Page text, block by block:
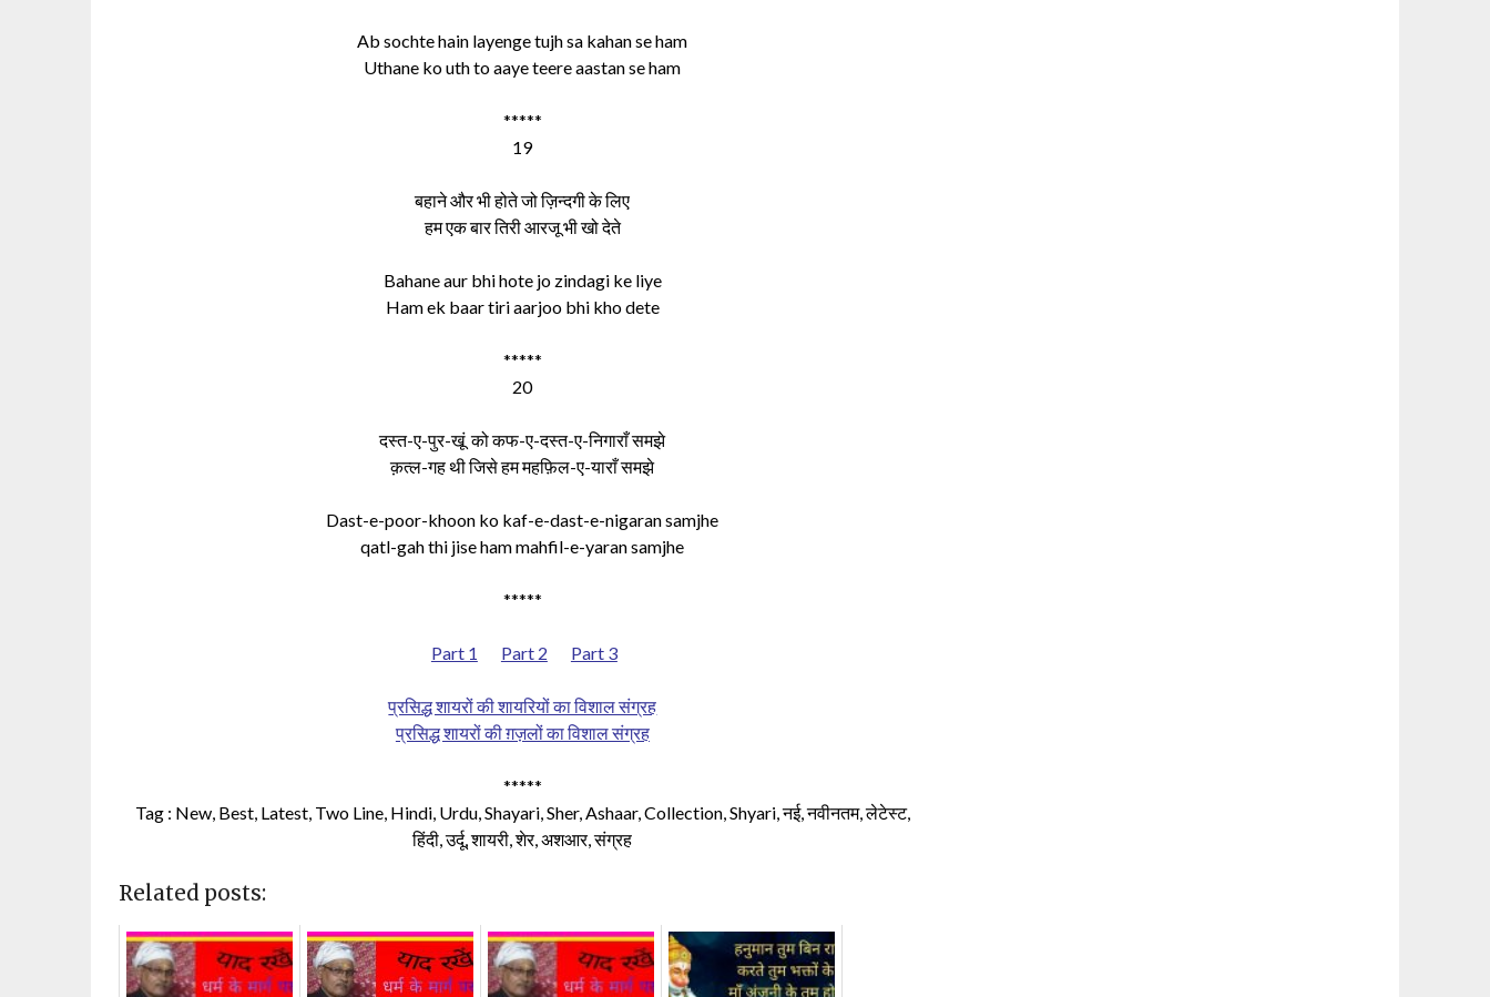
Ab sochte hain layenge tujh sa kahan se ham
Uthane ko uth to aaye teere aastan se ham
*****
19
बहाने और भी होते जो ज़िन्दगी के लिए
हम एक बार तिरी आरजू भी खो देते
Bahane aur bhi hote jo zindagi ke liye
Ham ek baar tiri aarjoo bhi kho dete
*****
20
दस्त-ए-पुर-खूं को कफ-ए-दस्त-ए-निगाराँ समझे
क़त्ल-गह थी जिसे हम महफ़िल-ए-याराँ समझे
Dast-e-poor-khoon ko kaf-e-dast-e-nigaran samjhe
qatl-gah thi jise ham mahfil-e-yaran samjhe
*****
Part 1 Part 2 Part 3
प्रसिद्ध शायरों की शायरियों का विशाल संग्रह
प्रसिद्ध शायरों की ग़ज़लों का विशाल संग्रह
*****
Tag : New, Best, Latest, Two Line, Hindi, Urdu, Shayari, Sher, Ashaar, Collection, Shyari, नई, नवीनतम, लेटेस्ट,
हिंदी, उर्दू, शायरी, शेर, अशआर, संग्रह
Related posts: